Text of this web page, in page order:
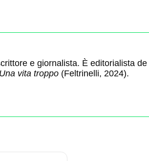
e giornalista. È editorialista de
vita troppo (Feltrinelli, 2024).